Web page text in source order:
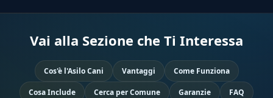
Vai alla Sezione che Ti Interessa
Cos'è l'Asilo Cani Vantaggi Come Funziona
Cosa Include Cerca per Comune Garanzie FAQ